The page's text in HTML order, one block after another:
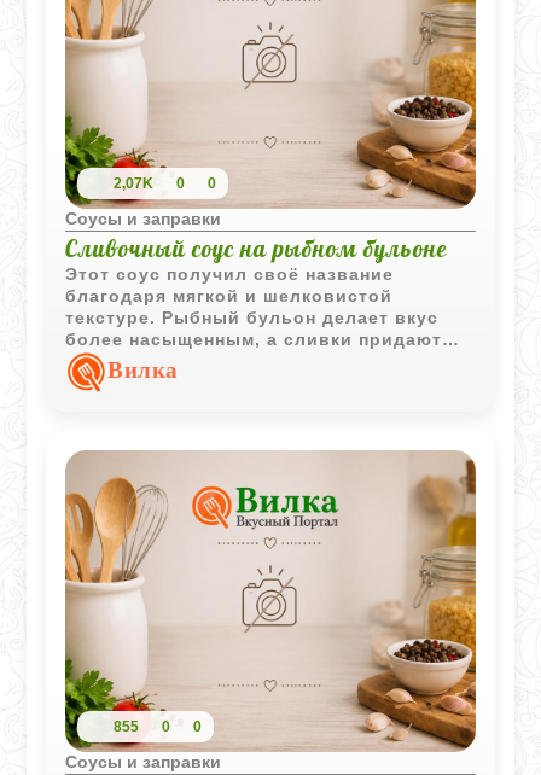
2,07K 0 0
Соусы и заправки
Сливочный соус на рыбном бульоне
Этот соус получил своё название
благодаря мягкой и шелковистой
текстуре. Рыбный бульон делает вкус
более насыщенным, а сливки придают
нежность.
Вилка
855 0 0
Соусы и заправки